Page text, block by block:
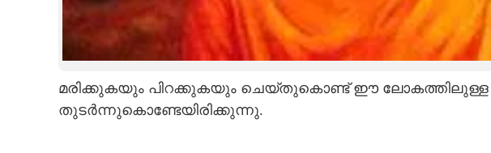
CARTOONS
മരിക്കുകയും പിറക്കുകയും ചെയ്തുകൊണ്ട് ഈ ലോകത്തിലുള്ള
തുടർന്നുകൊണ്ടേയിരിക്കുന്നു.